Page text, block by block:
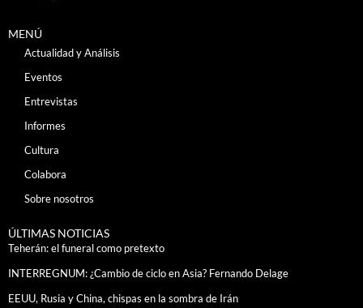
MENÚ
Actualidad y Análisis
Eventos
Entrevistas
Informes
Cultura
Colabora
Sobre nosotros
ÚLTIMAS NOTICIAS
Teherán: el funeral como pretexto
INTERREGNUM: ¿Cambio de ciclo en Asia? Fernando Delage
EEUU, Rusia y China, chispas en la sombra de Irán